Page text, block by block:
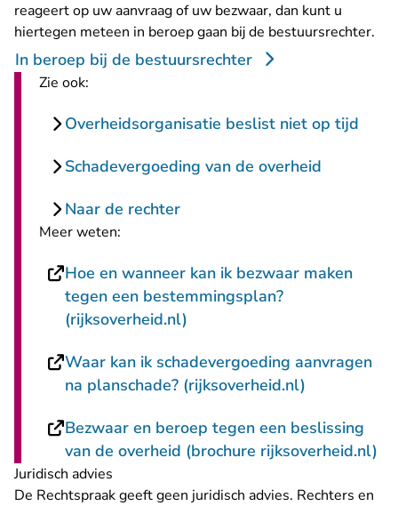
reageert op uw aanvraag of uw bezwaar, dan kunt u
hiertegen meteen in beroep gaan bij de bestuursrechter.
In beroep bij de bestuursrechter
Zie ook:
Overheidsorganisatie beslist niet op tijd
Schadevergoeding van de overheid
Naar de rechter
Meer weten:
Hoe en wanneer kan ik bezwaar maken
tegen een bestemmingsplan?
(rijksoverheid.nl)
Waar kan ik schadevergoeding aanvragen
na planschade? (rijksoverheid.nl)
Bezwaar en beroep tegen een beslissing
van de overheid (brochure rijksoverheid.nl)
Juridisch advies
De Rechtspraak geeft geen juridisch advies. Rechters en